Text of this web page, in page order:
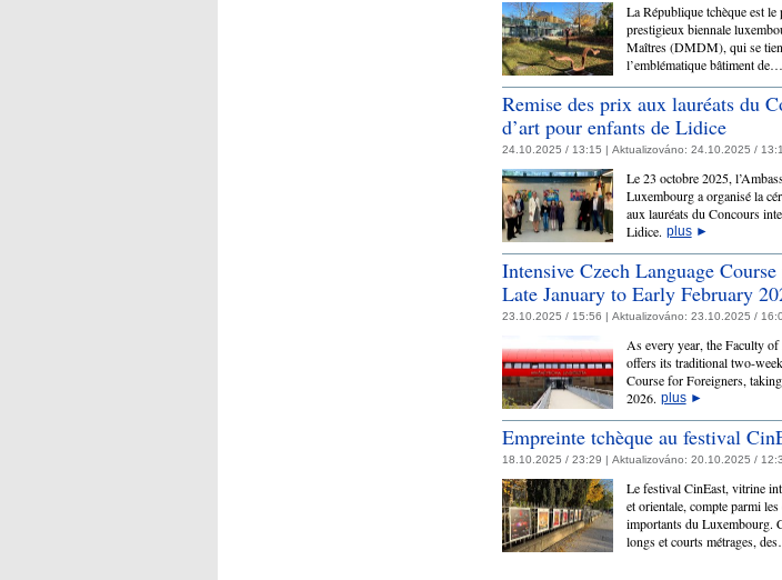
La République tchèque est
prestigieux biennale
Maîtres (DMDM), qui se
l’emblématique bâtiment de…
Remise des prix aux lauréats du
d’art pour enfants de Lidice
24.10.2025 / 13:15 | Aktualizováno: 24.10.2025 /
Le 23 octobre 2025,
Luxembourg a organisé la
aux lauréats du Concours
Lidice. plus►
Intensive Czech Language
Late January to Early February
23.10.2025 / 15:56 | Aktualizováno: 23.10.2025 /
As every year, the Faculty
offers its traditional two-
Course for Foreigners,
2026. plus►
Empreinte tchèque au festival
18.10.2025 / 23:29 | Aktualizováno: 20.10.2025 /
Le festival CinEast, vitrine
et orientale, compte parmi
importants du Luxembourg.
longs et courts métrages,